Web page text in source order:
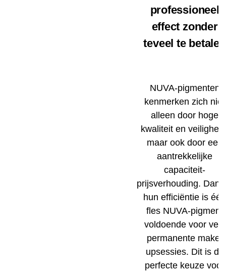
professioneel
effect zonder
teveel te betalen
NUVA-pigmenten
kenmerken zich niet
alleen door hoge
kwaliteit en
maar ook door een
aantrekkelijke
capaciteit-
prijsverhouding.
hun efficiëntie is één
fles NUVA-pigment
voldoende voor vele
permanente make-
upsessies. Dit is de
perfecte keuze voor